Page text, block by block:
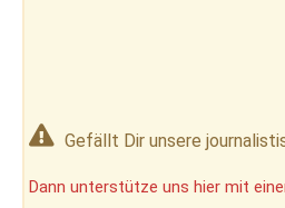
Gefällt Dir unsere
Dann unterstütze uns hier mit